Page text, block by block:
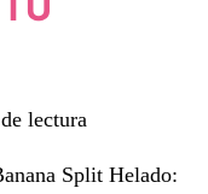
lectura
Split Helado: